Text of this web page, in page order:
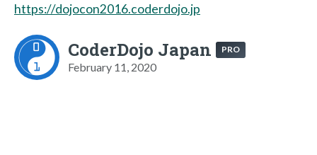
https://dojocon2016.coderdojo.jp
CoderDojo Japan PRO
February 11, 2020